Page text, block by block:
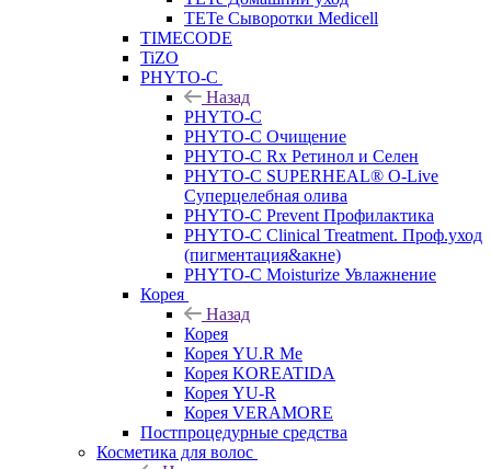
TETe Сыворотки Medicell
TIMECODE
TiZO
PHYTO-C
Назад
PHYTO-C
PHYTO-C Очищение
PHYTO-C Rx Ретинол и Селен
PHYTO-C SUPERHEAL® O-Live
Суперцелебная олива
PHYTO-C Prevent Профилактика
PHYTO-C Clinical Treatment. Проф.уход
(пигментация&акне)
PHYTO-C Moisturize Увлажнение
Корея
Назад
Корея
Корея YU.R Me
Корея KOREATIDA
Корея YU-R
Корея VERAMORE
Постпроцедурные средства
Косметика для волос